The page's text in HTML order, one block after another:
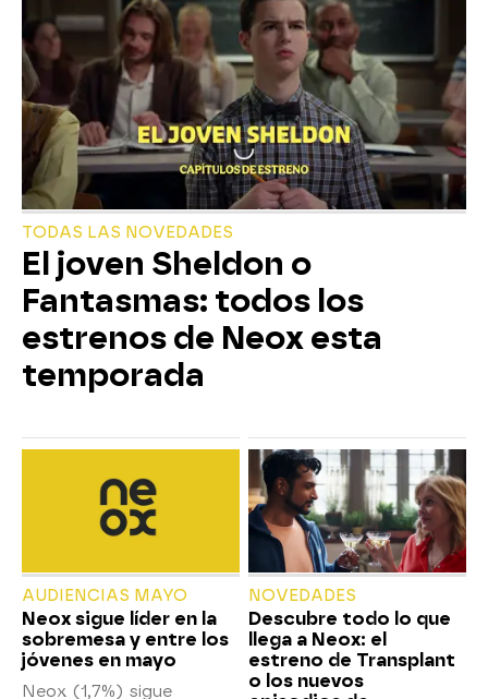
TODAS LAS NOVEDADES
El joven Sheldon o
Fantasmas: todos los
estrenos de Neox esta
temporada
AUDIENCIAS MAYO
Neox sigue líder en la
sobremesa y entre los
jóvenes en mayo
Neox (1,7%) sigue
NOVEDADES
Descubre todo lo que
llega a Neox: el
estreno de Transplant
o los nuevos